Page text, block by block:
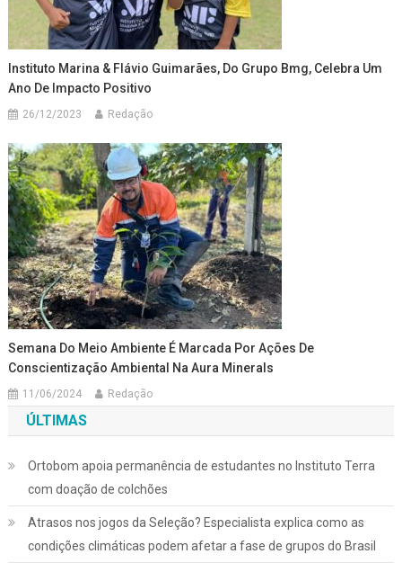
Instituto Marina & Flávio Guimarães, Do Grupo Bmg, Celebra Um
Ano De Impacto Positivo
26/12/2023 Redação
Semana Do Meio Ambiente É Marcada Por Ações De
Conscientização Ambiental Na Aura Minerals
11/06/2024 Redação
ÚLTIMAS
Ortobom apoia permanência de estudantes no Instituto Terra
com doação de colchões
Atrasos nos jogos da Seleção? Especialista explica como as
condições climáticas podem afetar a fase de grupos do Brasil